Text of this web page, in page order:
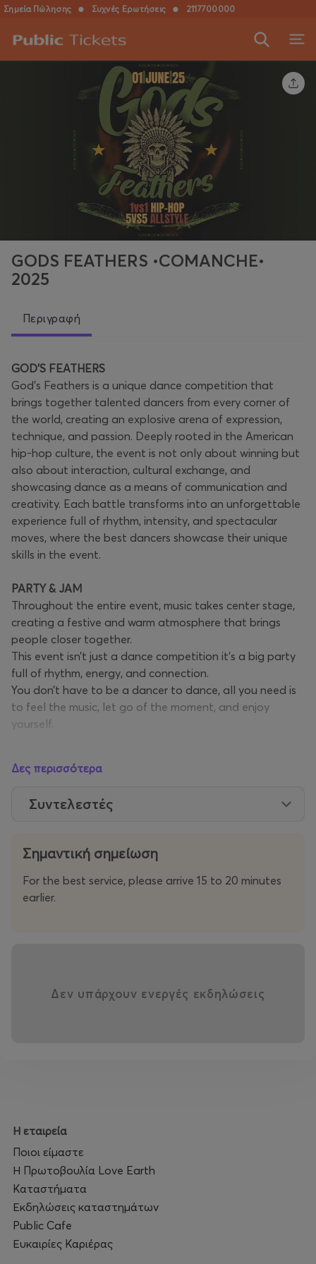
Σημεία Πώλησης ● Συχνές Ερωτήσεις ● 2117700000
GODS FEATHERS •COMANCHE•
2025
Περιγραφή
GOD'S FEATHERS
God’s Feathers is a unique dance competition that
brings together talented dancers from every corner of
the world, creating an explosive arena of expression,
technique, and passion. Deeply rooted in the American
hip-hop culture, the event is not only about winning but
also about interaction, cultural exchange, and
showcasing dance as a means of communication and
creativity. Each battle transforms into an unforgettable
experience full of rhythm, intensity, and spectacular
moves, where the best dancers showcase their unique
skills in the event.
PARTY & JAM
Throughout the entire event, music takes center stage,
creating a festive and warm atmosphere that brings
people closer together.
This event isn’t just a dance competition it’s a big party
full of rhythm, energy, and connection.
You don’t have to be a dancer to dance, all you need is
to feel the music, let go of the moment, and enjoy
yourself.
At the core of the competition lies the dance battle,
1vs1 renowned judges decide who stands out as the best
their all, turning the stage into a space filled with
passion, expression, and intensity.
Δες περισσότερα
Συντελεστές
Σημαντική σημείωση
For the best service, please arrive 15 to 20 minutes
earlier.
Δεν υπάρχουν ενεργές εκδηλώσεις
Η εταιρεία
Ποιοι είμαστε
Η Πρωτοβουλία Love Earth
Καταστήματα
Εκδηλώσεις καταστημάτων
Public Cafe
Ευκαιρίες Καριέρας